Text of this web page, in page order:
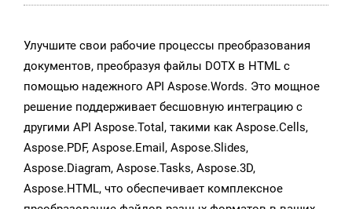
Улучшите свои рабочие процессы преобразования
документов, преобразуя файлы DOTX в HTML с
помощью надежного API Aspose.Words. Это мощное
решение поддерживает бесшовную интеграцию с
другими API Aspose.Total, такими как Aspose.Cells,
Aspose.PDF, Aspose.Email, Aspose.Slides,
Aspose.Diagram, Aspose.Tasks, Aspose.3D,
Aspose.HTML, что обеспечивает комплексное